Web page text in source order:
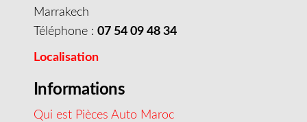
Marrakech
Téléphone : 07 54 09 48 34
Localisation
Informations
Qui est Pièces Auto Maroc